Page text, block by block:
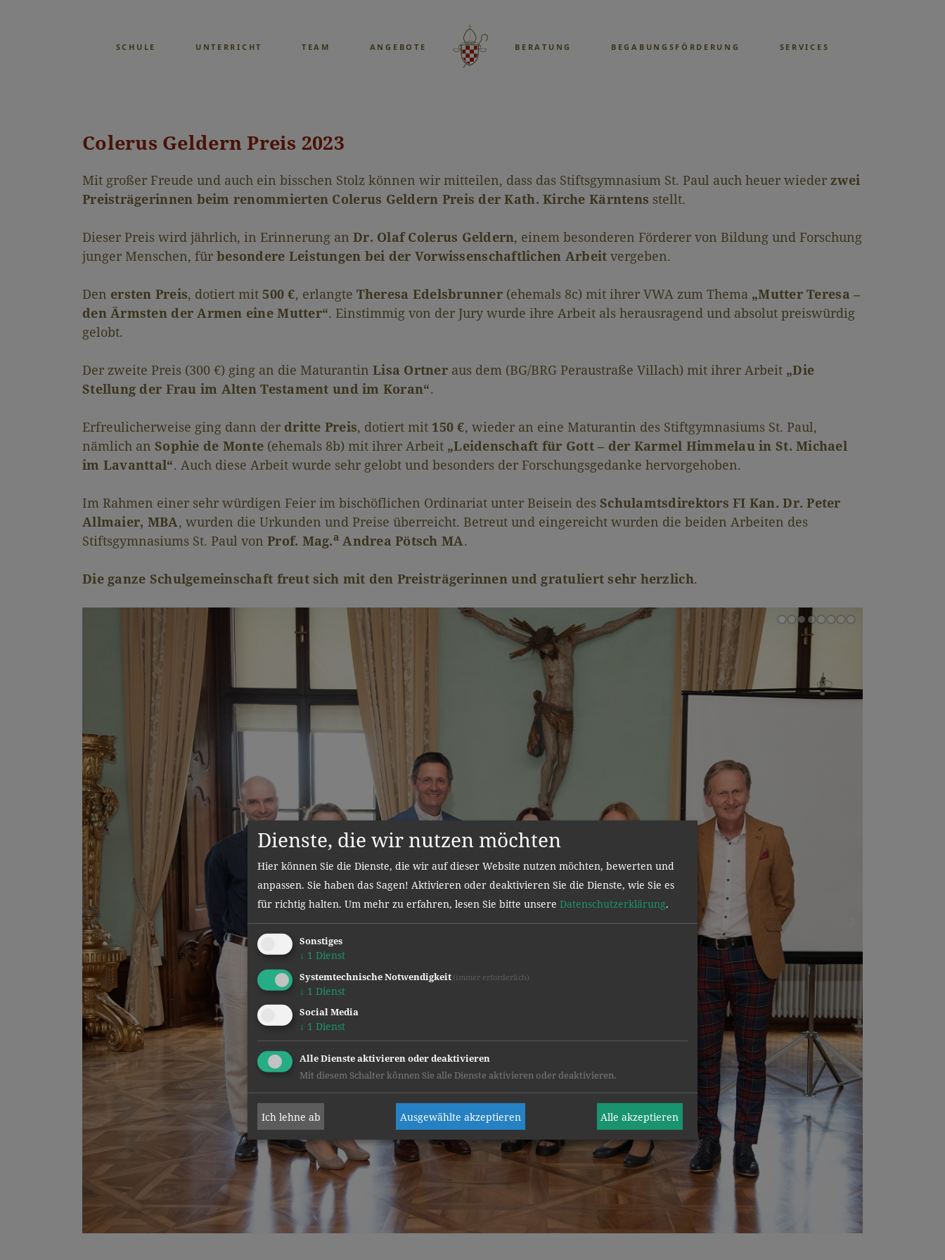
SCHULE UNTERRICHT TEAM ANGEBOTE BERATUNG BEGABUNGSFÖRDERUNG SERVICES
Colerus Geldern Preis 2023
Mit großer Freude und auch ein bisschen Stolz können wir mitteilen, dass das Stiftsgymnasium St. Paul auch heuer wieder zwei
Preisträgerinnen beim renommierten Colerus Geldern Preis der Kath. Kirche Kärntens stellt.
Dieser Preis wird jährlich, in Erinnerung an Dr. Olaf Colerus Geldern, einem besonderen Förderer von Bildung und Forschung
junger Menschen, für besondere Leistungen bei der Vorwissenschaftlichen Arbeit vergeben.
Den ersten Preis, dotiert mit 500 €, erlangte Theresa Edelsbrunner (ehemals 8c) mit ihrer VWA zum Thema „Mutter Teresa –
den Ärmsten der Armen eine Mutter“. Einstimmig von der Jury wurde ihre Arbeit als herausragend und absolut preiswürdig
gelobt.
Der zweite Preis (300 €) ging an die Maturantin Lisa Ortneraus dem (BG/BRG Peraustraße Villach) mit ihrer Arbeit „Die
Stellung der Frau im Alten Testament und im Koran“.
Erfreulicherweise ging dann der dritte Preis, dotiert mit 150 €, wieder an eine Maturantin des Stiftgymnasiums St. Paul,
nämlich an Sophie de Monte (ehemals 8b) mit ihrer Arbeit „Leidenschaft für Gott – der Karmel Himmelau in St. Michael
im Lavanttal“. Auch diese Arbeit wurde sehr gelobt und besonders der Forschungsgedanke hervorgehoben.
Im Rahmen einer sehr würdigen Feier im bischöflichen Ordinariat unter Beisein des Schulamtsdirektors FI Kan. Dr. Peter
Allmaier, MBA, wurden die Urkunden und Preise überreicht. Betreut und eingereicht wurden die beiden Arbeiten des
Stiftsgymnasiums St. Paul von Prof. Mag.aAndrea Pötsch MA.
Die ganze Schulgemeinschaft freut sich mit den Preisträgerinnen und gratuliert sehr herzlich.
Dienste, die wir nutzen möchten
Hier können Sie die Dienste, die wir auf dieser Website nutzen möchten, bewerten und
anpassen. Sie haben das Sagen! Aktivieren oder deaktivieren Sie die Dienste, wie Sie es
für richtig halten. Um mehr zu erfahren, lesen Sie bitte unsere Datenschutzerklärung.
Sonstiges
↓ 1 Dienst
Systemtechnische Notwendigkeit (immer erforderlich)
↓ 1 Dienst
Social Media
↓ 1 Dienst
Alle Dienste aktivieren oder deaktivieren
Mit diesem Schalter können Sie alle Dienste aktivieren oder deaktivieren.
Ich lehne ab Ausgewählte akzeptieren Alle akzeptieren